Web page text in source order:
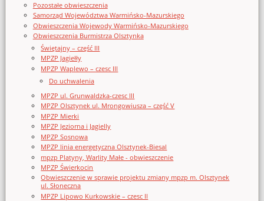
Pozostałe obwieszczenia
Samorząd Województwa Warmińsko-Mazurskiego
Obwieszczenia Wojewody Warmińsko-Mazurskiego
Obwieszczenia Burmistrza Olsztynka
Świętajny – część III
MPZP Jagiełły
MPZP Waplewo – czesc III
Do uchwalenia
MPZP ul. Grunwaldzka-czesc III
MPZP Olsztynek ul. Mrongowiusza – część V
MPZP Mierki
MPZP Jeziorna i Jagielly
MPZP Sosnowa
MPZP linia energetyczna Olsztynek-Biesal
mpzp Platyny, Warlity Małe - obwieszczenie
MPZP Świerkocin
Obwieszczenie w sprawie projektu zmiany mpzp m. Olsztynek
ul. Słoneczna
MPZP Lipowo Kurkowskie – czesc II